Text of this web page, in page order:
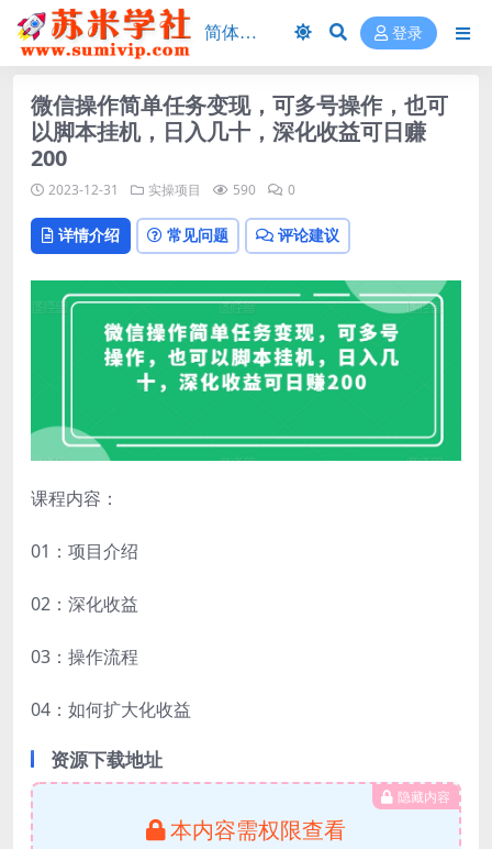
登录
微信操作简单任务变现，可多号操作，也可
以脚本挂机，日入几十，深化收益可日赚
200
2023-12-31 实操项目 590 0
详情介绍 常见问题 评论建议
课程内容：
01：项目介绍
02：深化收益
03：操作流程
04：如何扩大化收益
资源下载地址
隐藏内容
本内容需权限查看